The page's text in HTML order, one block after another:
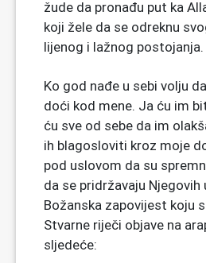
žude da pronađu put ka
koji žele da se odreknu
lijenog i lažnog postojanja.
Ko god nađe u sebi volju
doći kod mene. Ja ću im
ću sve od sebe da im
ih blagosloviti kroz moje
pod uslovom da su
da se pridržavaju Njegovih
Božanska zapovijest koju
Stvarne riječi objave na
sljedeće: